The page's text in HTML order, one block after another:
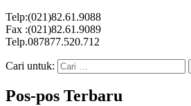
Telp:(021)82.61.9088
Fax :(021)82.61.9089
Telp.087877.520.712
Cari untuk:
Pos-pos Terbaru